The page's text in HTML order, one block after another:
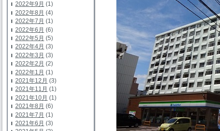
2022年9月 (1)
2022年8月 (4)
2022年7月 (1)
2022年6月 (6)
2022年5月 (5)
2022年4月 (3)
2022年3月 (3)
2022年2月 (2)
2022年1月 (1)
2021年12月 (3)
2021年11月 (1)
2021年10月 (1)
2021年8月 (6)
2021年7月 (1)
2021年6月 (3)